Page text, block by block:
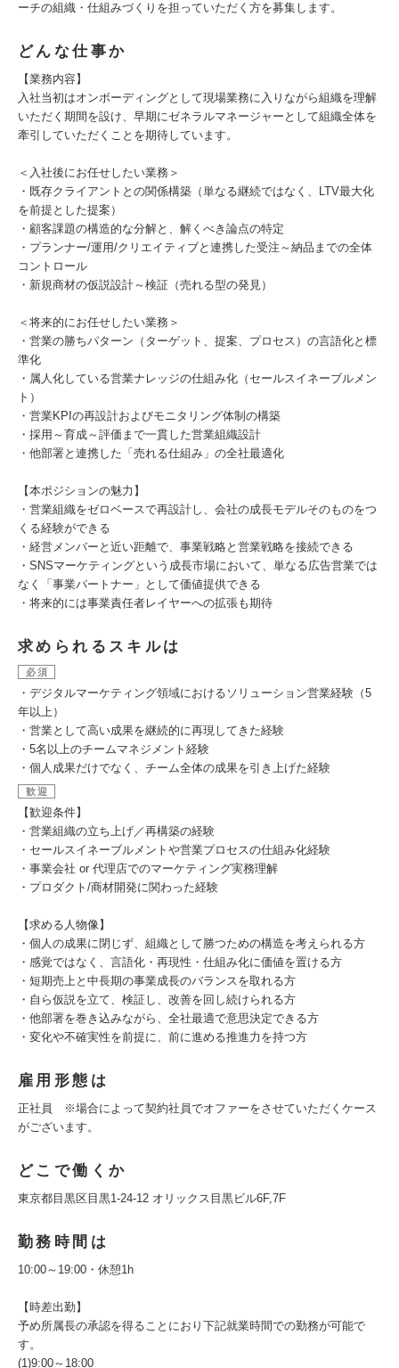
ーチの組織・仕組みづくりを担っていただく方を募集します。
どんな仕事か
【業務内容】
入社当初はオンボーディングとして現場業務に入りながら組織を理解
いただく期間を設け、早期にゼネラルマネージャーとして組織全体を
牽引していただくことを期待しています。
＜入社後にお任せしたい業務＞
・既存クライアントとの関係構築（単なる継続ではなく、LTV最大化
を前提とした提案）
・顧客課題の構造的な分解と、解くべき論点の特定
・プランナー/運用/クリエイティブと連携した受注～納品までの全体
コントロール
・新規商材の仮説設計～検証（売れる型の発見）
＜将来的にお任せしたい業務＞
・営業の勝ちパターン（ターゲット、提案、プロセス）の言語化と標
準化
・属人化している営業ナレッジの仕組み化（セールスイネーブルメン
ト）
・営業KPIの再設計およびモニタリング体制の構築
・採用～育成～評価まで一貫した営業組織設計
・他部署と連携した「売れる仕組み」の全社最適化
【本ポジションの魅力】
・営業組織をゼロベースで再設計し、会社の成長モデルそのものをつ
くる経験ができる
・経営メンバーと近い距離で、事業戦略と営業戦略を接続できる
・SNSマーケティングという成長市場において、単なる広告営業では
なく「事業パートナー」として価値提供できる
・将来的には事業責任者レイヤーへの拡張も期待
求められるスキルは
必須
・デジタルマーケティング領域におけるソリューション営業経験（5
年以上）
・営業として高い成果を継続的に再現してきた経験
・5名以上のチームマネジメント経験
・個人成果だけでなく、チーム全体の成果を引き上げた経験
歓迎
【歓迎条件】
・営業組織の立ち上げ／再構築の経験
・セールスイネーブルメントや営業プロセスの仕組み化経験
・事業会社 or 代理店でのマーケティング実務理解
・プロダクト/商材開発に関わった経験
【求める人物像】
・個人の成果に閉じず、組織として勝つための構造を考えられる方
・感覚ではなく、言語化・再現性・仕組み化に価値を置ける方
・短期売上と中長期の事業成長のバランスを取れる方
・自ら仮説を立て、検証し、改善を回し続けられる方
・他部署を巻き込みながら、全社最適で意思決定できる方
・変化や不確実性を前提に、前に進める推進力を持つ方
雇用形態は
正社員 ※場合によって契約社員でオファーをさせていただくケース
がございます。
どこで働くか
東京都目黒区目黒1-24-12 オリックス目黒ビル6F,7F
勤務時間は
10:00～19:00・休憩1h
【時差出勤】
予め所属長の承認を得ることにおり下記就業時間での勤務が可能で
す。
(1)9:00～18:00